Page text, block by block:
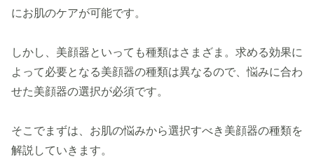
にお肌のケアが可能です。
しかし、美顔器といっても種類はさまざま。求める効果に
よって必要となる美顔器の種類は異なるので、悩みに合わ
せた美顔器の選択が必須です。
そこでまずは、お肌の悩みから選択すべき美顔器の種類を
解説していきます。